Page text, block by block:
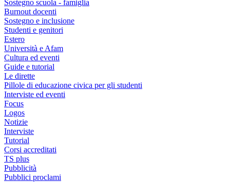
Sostegno scuola - famiglia
Burnout docenti
Sostegno e inclusione
Studenti e genitori
Estero
Università e Afam
Cultura ed eventi
Guide e tutorial
Le dirette
Pillole di educazione civica per gli studenti
Interviste ed eventi
Focus
Logos
Notizie
Interviste
Tutorial
Corsi accreditati
TS plus
Pubblicità
Pubblici proclami